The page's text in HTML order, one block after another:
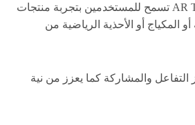
وذلك لأن حملات AR Try-On تسمح للمستخدمين بتجربة منتجات
المكياج أو الأحذية الرياضية من
والمشاركة كما يعزز من نية